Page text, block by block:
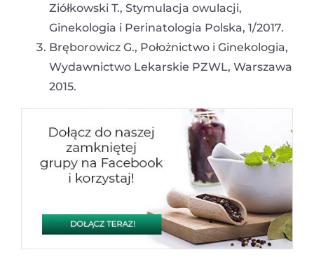
Ziółkowski T., Stymulacja owulacji,
Ginekologia i Perinatologia Polska, 1/2017.
Bręborowicz G., Położnictwo i Ginekologia,
Wydawnictwo Lekarskie PZWL, Warszawa
2015.